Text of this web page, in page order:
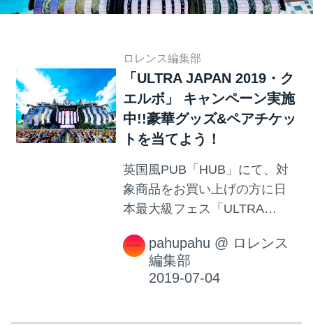
ロレンス編集部
「ULTRA JAPAN 2019・ク
エルボ」 キャンペーン実施
中!!豪華グッズ&ペアチケッ
トを当てよう！
英国風PUB「HUB」にて、対
象商品をお買い上げの方に日
本最大級フェス「ULTRA
ペアチケットが当たる
「ULTRA JAPAN 2019・クエ
ルボ」キャンペーンが2019年7
pahupahu @ ロレンス
編集部